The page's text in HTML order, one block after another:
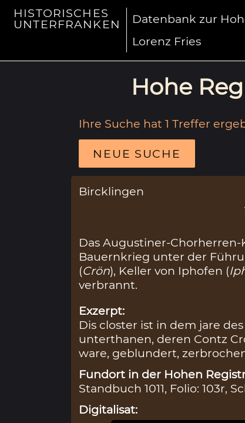
HISTORISCHES
UNTERFRANKEN
Datenbank zur
Lorenz Fries
Hohe
Ihre Suche hat 1 Treffer
NEUE SUCHE
Bircklingen
Das Augustiner-
Bauernkrieg unter der
(Crön), Keller von Iphofen (
verbrannt.
Exzerpt:
Dis closter ist in dem jare
unterthanen, deren Contz
ware, geblundert,
Fundort in der Hohen
Standbuch 1011, Folio: 103r,
Digitalisat: